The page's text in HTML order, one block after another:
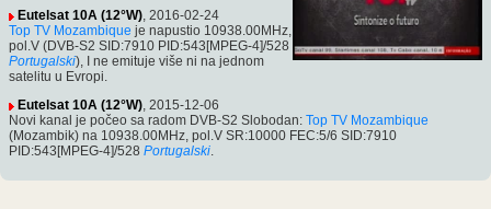
Eutelsat 10A (12°W), 2016-02-24
Top TV Mozambique je napustio 10938.00MHz,
pol.V (DVB-S2 SID:7910 PID:543[MPEG-4]/528
Portugalski), I ne emituje više ni na jednom
satelitu u Evropi.
Eutelsat 10A (12°W), 2015-12-06
Novi kanal je počeo sa radom DVB-S2 Slobodan: Top TV Mozambique
(Mozambik) na 10938.00MHz, pol.V SR:10000 FEC:5/6 SID:7910
PID:543[MPEG-4]/528 Portugalski.